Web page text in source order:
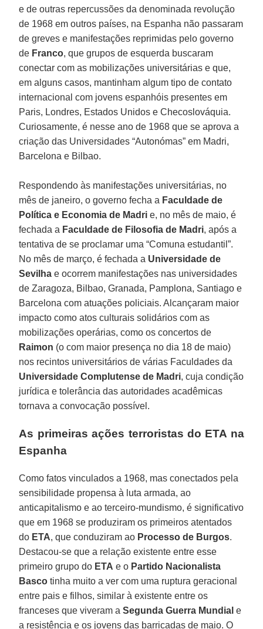
e de outras repercussões da denominada revolução
de 1968 em outros países, na Espanha não passaram
de greves e manifestações reprimidas pelo governo
de Franco, que grupos de esquerda buscaram
conectar com as mobilizações universitárias e que,
em alguns casos, mantinham algum tipo de contato
internacional com jovens espanhóis presentes em
Paris, Londres, Estados Unidos e Checoslováquia.
Curiosamente, é nesse ano de 1968 que se aprova a
criação das Universidades “Autonómas” em Madri,
Barcelona e Bilbao.
Respondendo às manifestações universitárias, no
mês de janeiro, o governo fecha a Faculdade de
Política e Economia de Madri e, no mês de maio, é
fechada a Faculdade de Filosofia de Madri, após a
tentativa de se proclamar uma “Comuna estudantil”.
No mês de março, é fechada a Universidade de
Sevilha e ocorrem manifestações nas universidades
de Zaragoza, Bilbao, Granada, Pamplona, Santiago e
Barcelona com atuações policiais. Alcançaram maior
impacto como atos culturais solidários com as
mobilizações operárias, como os concertos de
Raimon (o com maior presença no dia 18 de maio)
nos recintos universitários de várias Faculdades da
Universidade Complutense de Madri, cuja condição
jurídica e tolerância das autoridades acadêmicas
tornava a convocação possível.
As primeiras ações terroristas do ETA na
Espanha
Como fatos vinculados a 1968, mas conectados pela
sensibilidade propensa à luta armada, ao
anticapitalismo e ao terceiro-mundismo, é significativo
que em 1968 se produziram os primeiros atentados
do ETA, que conduziram ao Processo de Burgos.
Destacou-se que a relação existente entre esse
primeiro grupo do ETA e o Partido Nacionalista
Basco tinha muito a ver com uma ruptura geracional
entre pais e filhos, similar à existente entre os
franceses que viveram aSegunda Guerra Mundial e
a resistência e os jovens das barricadas de maio. O